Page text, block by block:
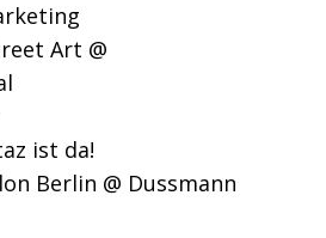
Art @
ist da!
Berlin @ Dussmann